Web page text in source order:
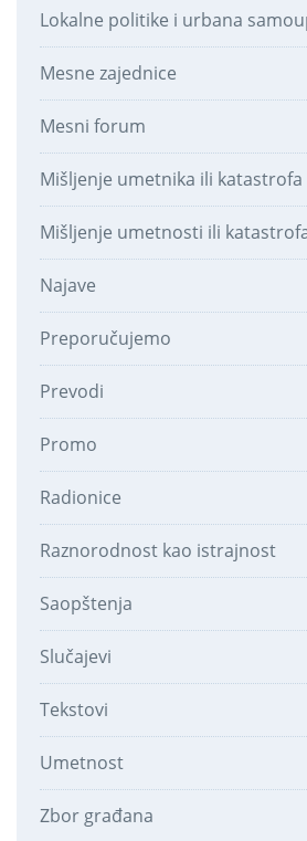
Lokalne politike i urbana
Mesne zajednice
Mesni forum
Mišljenje umetnika ili katastrofa
Mišljenje umetnosti ili
Najave
Preporučujemo
Prevodi
Promo
Radionice
Raznorodnost kao istrajnost
Saopštenja
Slučajevi
Tekstovi
Umetnost
Zbor građana